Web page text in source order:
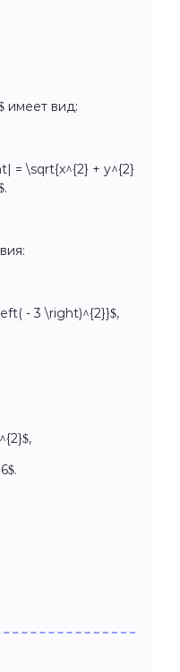
имеет вид:
= \sqrt{x^{2} + y^{2}
- 3 \right)^{2}}$,